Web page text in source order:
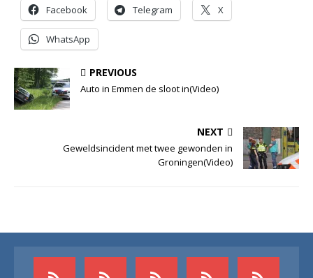
Facebook Telegram X
WhatsApp
PREVIOUS
Auto in Emmen de sloot in(Video)
NEXT
Geweldsincident met twee gewonden in
Groningen(Video)